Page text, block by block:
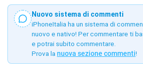
Nuovo sistema di commenti
iPhoneItalia ha un sistema di
nuovo e nativo! Per commentare ti
e potrai subito commentare.
Prova la nuova sezione commenti!